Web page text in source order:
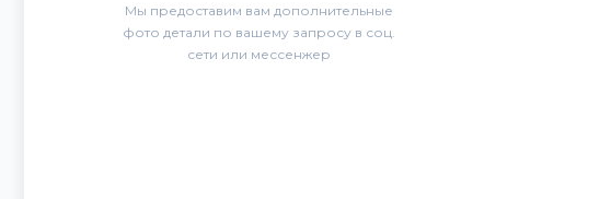
Мы предоставим вам дополнительные
фото детали по вашему запросу в соц.
сети или мессенжер